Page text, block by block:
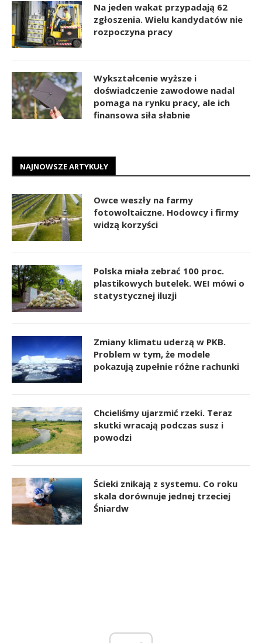
Na jeden wakat przypadają 62
zgłoszenia. Wielu kandydatów nie
rozpoczyna pracy
Wykształcenie wyższe i
doświadczenie zawodowe nadal
pomaga na rynku pracy, ale ich
finansowa siła słabnie
NAJNOWSZE ARTYKUŁY
Owce weszły na farmy
fotowoltaiczne. Hodowcy i firmy
widzą korzyści
Polska miała zebrać 100 proc.
plastikowych butelek. WEI mówi o
statystycznej iluzji
Zmiany klimatu uderzą w PKB.
Problem w tym, że modele
pokazują zupełnie różne rachunki
Chcieliśmy ujarzmić rzeki. Teraz
skutki wracają podczas susz i
powodzi
Ścieki znikają z systemu. Co roku
skala dorównuje jednej trzeciej
Śniardw